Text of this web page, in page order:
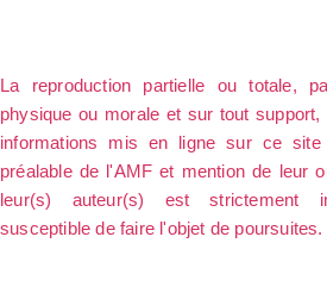
La reproduction partielle ou totale,
physique ou morale et sur tout
informations mis en ligne sur ce site
préalable de l'AMF et mention de leur
leur(s) auteur(s) est strictement
susceptible de faire l'objet de poursuites.